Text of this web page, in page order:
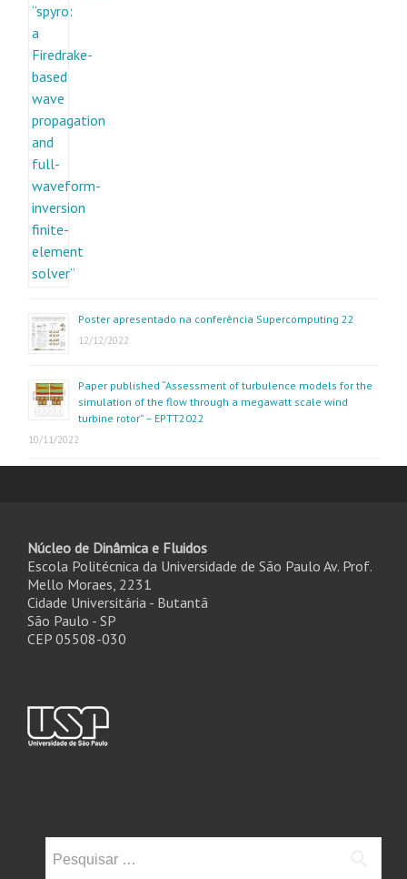
Poster apresentado na conferência Supercomputing 22
12/12/2022
Paper published “Assessment of turbulence models for the
simulation of the flow through a megawatt scale wind
turbine rotor” – EPTT2022
10/11/2022
Núcleo de Dinâmica e Fluidos
Escola Politécnica da Universidade de São Paulo Av. Prof.
Mello Moraes, 2231
Cidade Universitária - Butantã
São Paulo - SP
CEP 05508-030
por: